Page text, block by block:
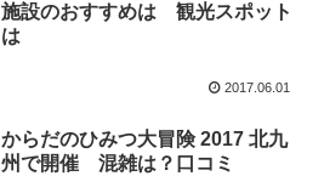
施設のおすすめは 観光スポット
は
2017.06.01
からだのひみつ大冒険 2017 北九
州で開催 混雑は？口コミ